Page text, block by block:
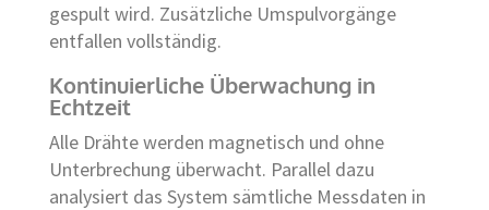
gespult wird. Zusätzliche Umspulvorgänge
entfallen vollständig.
Kontinuierliche Überwachung in
Echtzeit
Alle Drähte werden magnetisch und ohne
Unterbrechung überwacht. Parallel dazu
analysiert das System sämtliche Messdaten in